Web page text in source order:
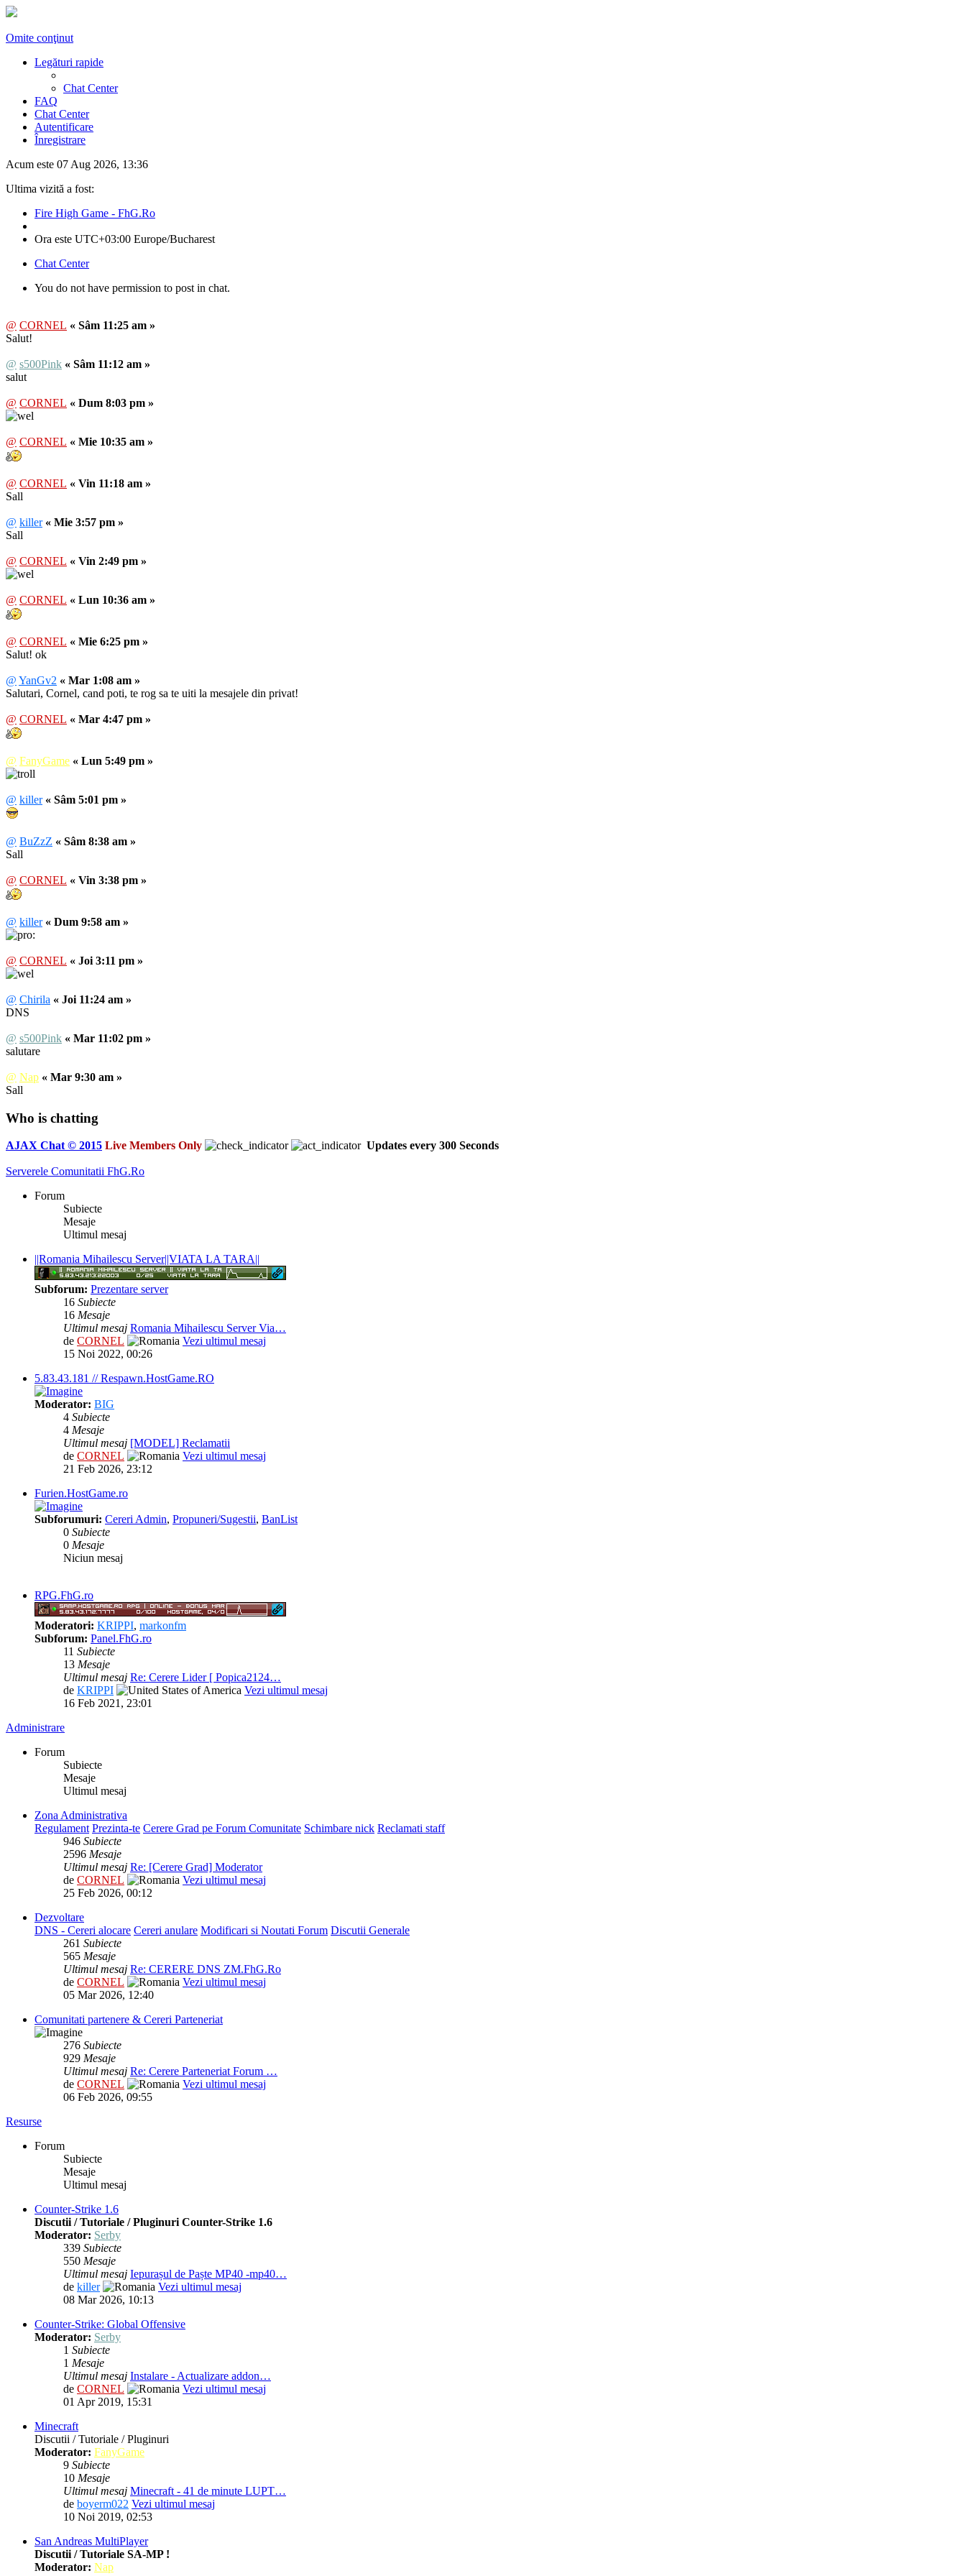
Omite conţinut
Legături rapide
Chat Center
FAQ
Chat Center
Autentificare
Înregistrare
Acum este 07 Aug 2026, 13:36
Ultima vizită a fost:
Fire High Game - FhG.Ro
Ora este UTC+03:00 Europe/Bucharest
Chat Center
You do not have permission to post in chat.
@ CORNEL « Sâm 11:25 am »
Salut!
@ s500Pink « Sâm 11:12 am »
salut
@ CORNEL « Dum 8:03 pm »
@ CORNEL « Mie 10:35 am »
@ CORNEL « Vin 11:18 am »
Sall
@ killer « Mie 3:57 pm »
Sall
@ CORNEL « Vin 2:49 pm »
@ CORNEL « Lun 10:36 am »
@ CORNEL « Mie 6:25 pm »
Salut! ok
@ YanGv2 « Mar 1:08 am »
Salutari, Cornel, cand poti, te rog sa te uiti la mesajele din privat!
@ CORNEL « Mar 4:47 pm »
@ FanyGame « Lun 5:49 pm »
@ killer « Sâm 5:01 pm »
@ BuZzZ « Sâm 8:38 am »
Sall
@ CORNEL « Vin 3:38 pm »
@ killer « Dum 9:58 am »
@ CORNEL « Joi 3:11 pm »
@ Chirila « Joi 11:24 am »
DNS
@ s500Pink « Mar 11:02 pm »
salutare
@ Nap « Mar 9:30 am »
Sall
Who is chatting
AJAX Chat © 2015 Live Members Only Updates every 300 Seconds
Serverele Comunitatii FhG.Ro
Forum
Subiecte
Mesaje
Ultimul mesaj
||Romania Mihailescu Server||VIATA LA TARA||
Subforum: Prezentare server
16 Subiecte
16 Mesaje
Ultimul mesaj Romania Mihailescu Server Via…
de CORNEL
Vezi ultimul mesaj
15 Noi 2022, 00:26
5.83.43.181 // Respawn.HostGame.RO
Moderator: BIG
4 Subiecte
4 Mesaje
Ultimul mesaj [MODEL] Reclamatii
de CORNEL
Vezi ultimul mesaj
21 Feb 2026, 23:12
Furien.HostGame.ro
Subforumuri: Cereri Admin, Propuneri/Sugestii, BanList
0 Subiecte
0 Mesaje
Niciun mesaj
RPG.FhG.ro
Moderatori: KRIPPI, markonfm
Subforum: Panel.FhG.ro
11 Subiecte
13 Mesaje
Ultimul mesaj Re: Cerere Lider [ Popica2124…
de KRIPPI
Vezi ultimul mesaj
16 Feb 2021, 23:01
Administrare
Forum
Subiecte
Mesaje
Ultimul mesaj
Zona Administrativa
Regulament Prezinta-te Cerere Grad pe Forum Comunitate Schimbare nick Reclamati staff
946 Subiecte
2596 Mesaje
Ultimul mesaj Re: [Cerere Grad] Moderator
de CORNEL
Vezi ultimul mesaj
25 Feb 2026, 00:12
Dezvoltare
DNS - Cereri alocare Cereri anulare Modificari si Noutati Forum Discutii Generale
261 Subiecte
565 Mesaje
Ultimul mesaj Re: CERERE DNS ZM.FhG.Ro
de CORNEL
Vezi ultimul mesaj
05 Mar 2026, 12:40
Comunitati partenere & Cereri Parteneriat
276 Subiecte
929 Mesaje
Ultimul mesaj Re: Cerere Parteneriat Forum …
de CORNEL
Vezi ultimul mesaj
06 Feb 2026, 09:55
Resurse
Forum
Subiecte
Mesaje
Ultimul mesaj
Counter-Strike 1.6
Discutii / Tutoriale / Pluginuri Counter-Strike 1.6
Moderator: Serby
339 Subiecte
550 Mesaje
Ultimul mesaj Iepurașul de Paște MP40 -mp40…
de killer
Vezi ultimul mesaj
08 Mar 2026, 10:13
Counter-Strike: Global Offensive
Moderator: Serby
1 Subiecte
1 Mesaje
Ultimul mesaj Instalare - Actualizare addon…
de CORNEL
Vezi ultimul mesaj
01 Apr 2019, 15:31
Minecraft
Discutii / Tutoriale / Pluginuri
Moderator: FanyGame
9 Subiecte
10 Mesaje
Ultimul mesaj Minecraft - 41 de minute LUPT…
de boyerm022 Vezi ultimul mesaj
10 Noi 2019, 02:53
San Andreas MultiPlayer
Discutii / Tutoriale SA-MP !
Moderator: Nap